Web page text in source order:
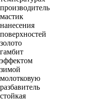
производитель
мастик
нанесения
поверхностей
золото
гамбит
эффектом
зимой
молотковую
разбавитель
стойкая